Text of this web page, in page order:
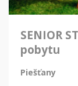
SENIOR
pobytu
Piešťany